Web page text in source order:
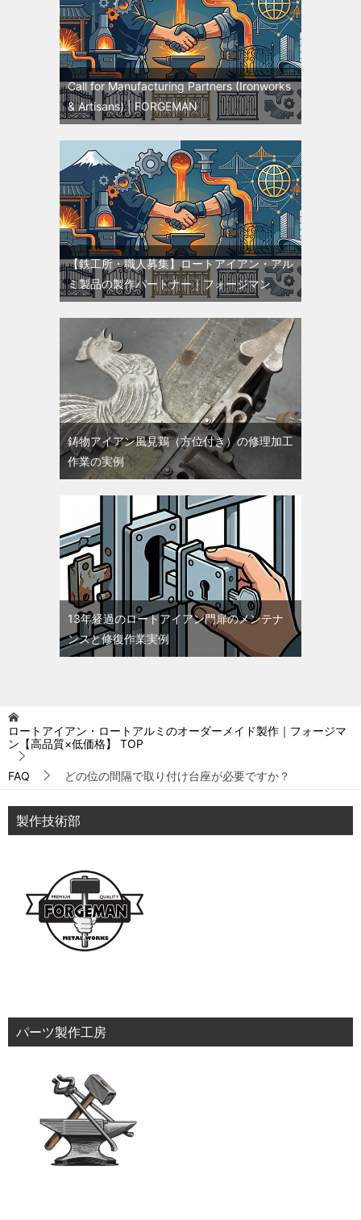
Call for Manufacturing Partners (Ironworks
& Artisans) | FORGEMAN
【鉄工所・職人募集】ロートアイアン・アル
ミ製品の製作パートナー｜フォージマン
鋳物アイアン風見鶏（方位付き）の修理加工
作業の実例
13年経過のロートアイアン門扉のメンテナ
ンスと修復作業実例
ロートアイアン・ロートアルミのオーダーメイド製作｜フォージマ
ン【高品質×低価格】
TOP
FAQ どの位の間隔で取り付け台座が必要ですか？
製作技術部
パーツ製作工房